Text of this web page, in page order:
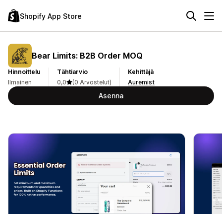
Shopify App Store
Bear Limits: B2B Order MOQ
Hinnoittelu
Ilmainen
Tähtiarvio
0,0
(0 Arvostelut)
Kehittäjä
Auremist
Asenna